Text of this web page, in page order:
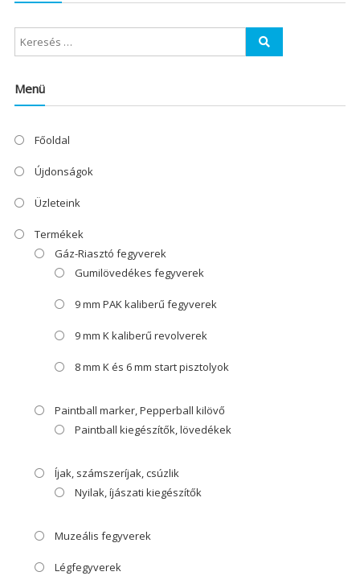
Menü
Főoldal
Újdonságok
Üzleteink
Termékek
Gáz-Riasztó fegyverek
Gumilövedékes fegyverek
9 mm PAK kaliberű fegyverek
9 mm K kaliberű revolverek
8 mm K és 6 mm start pisztolyok
Paintball marker, Pepperball kilövő
Paintball kiegészítők, lövedékek
Íjak, számszeríjak, csúzlik
Nyilak, íjászati kiegészítők
Muzeális fegyverek
Légfegyverek